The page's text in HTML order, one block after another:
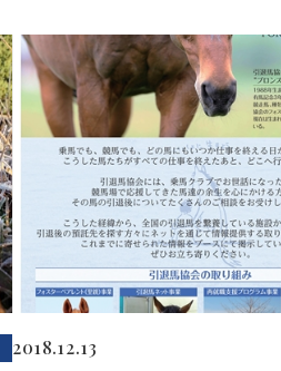
2018.12.13